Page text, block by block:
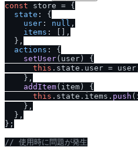
const store = {
state : {
user : null ,
items : [],
  },
actions : {
setUser( user) {
this . state . user =
    },
addItem( item) {
this . state . items . push
    },
  },
};
/ / 使用時に問題が発生